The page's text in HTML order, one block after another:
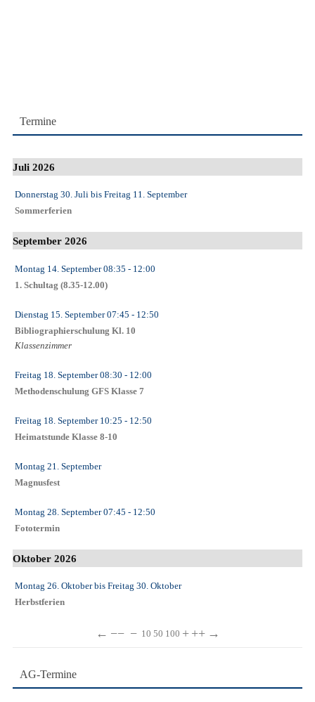
Termine
Juli 2026
Donnerstag 30. Juli bis Freitag 11. September
Sommerferien
September 2026
Montag 14. September08:35 - 12:00
1. Schultag (8.35-12.00)
Dienstag 15. September07:45 - 12:50
Bibliographierschulung Kl. 10
Klassenzimmer
Freitag 18. September08:30 - 12:00
Methodenschulung GFS Klasse 7
Freitag 18. September10:25 - 12:50
Heimatstunde Klasse 8-10
Montag 21. September
Magnusfest
Montag 28. September07:45 - 12:50
Fototermin
Oktober 2026
Montag 26. Oktoberbis Freitag 30. Oktober
Herbstferien
← −− − 10 50 100 + ++ →
AG-Termine